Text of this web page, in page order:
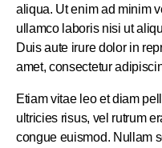
aliqua. Ut enim ad minim
ullamco laboris nisi ut
Duis aute irure dolor in
amet, consectetur
Etiam vitae leo et diam
ultricies risus, vel rutrum
congue euismod. Nullam